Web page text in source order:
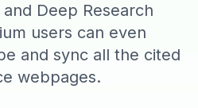
Deep Research
users can even
and sync all the cited
webpages.